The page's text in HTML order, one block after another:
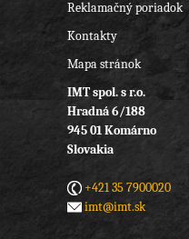
Reklamačný poriadok
Kontakty
Mapa stránok
IMT spol. s r.o.
Hradná 6/188
945 01 Komárno
Slovakia
+421 35 7900020
imt@imt.sk